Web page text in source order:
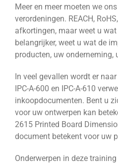
Meer en meer moeten we
verordeningen. REACH,
afkortingen, maar weet u wat
belangrijker, weet u wat de
producten, uw onderneming,
In veel gevallen wordt er
IPC-A-600 en IPC-A-610
inkoopdocumenten. Bent u
voor uw ontwerpen kan
2615 Printed Board
document betekent voor uw
Onderwerpen in deze